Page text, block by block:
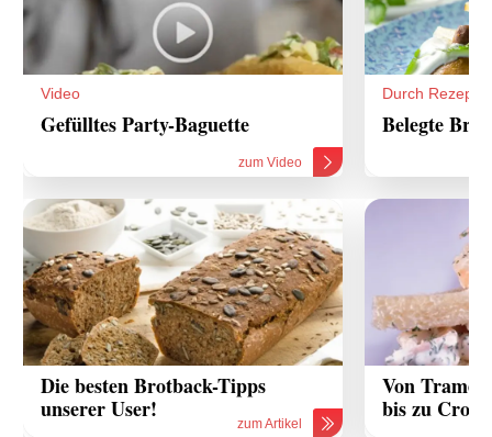
Video
Gefülltes Party-Baguette
zum Video
Durch Rezepte
Belegte
Die besten Brotback-Tipps
unserer User!
zum Artikel
Von
bis zu